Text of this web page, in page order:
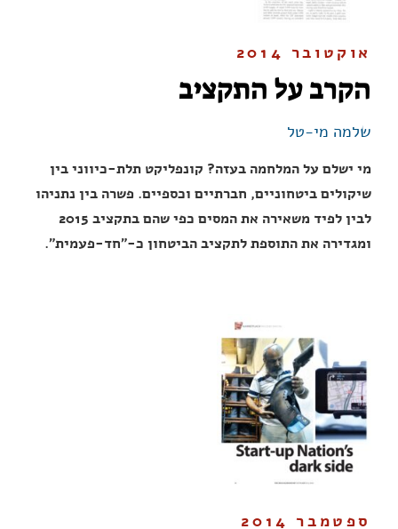
אוקטובר 2014
הקרב על התקציב
שלמה מי-טל
מי ישלם על המלחמה בעזה? קונפליקט תלת-כיווני בין
שיקולים ביטחוניים, חברתיים וכספיים. פשרה בין נתניהו
לבין לפיד משאירה את המסים כפי שהם בתקציב 2015
ומגדירה את התוספת לתקציב הביטחון כ-"חד-פעמית".
ספטמבר 2014